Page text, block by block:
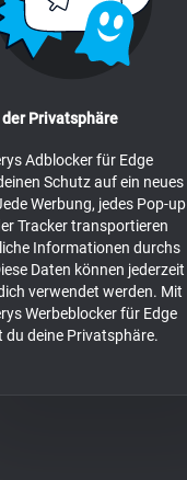
der Privatsphäre
Adblocker für Edge
Schutz auf ein neues
Werbung, jedes Pop-up
Tracker transportieren
Informationen durchs
Daten können jederzeit
verwendet werden. Mit
Werbeblocker für Edge
du deine Privatsphäre.